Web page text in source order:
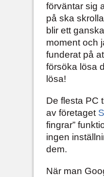
förväntar sig
på ska
blir ett
moment och
funderat på
försöka lösa
lösa!
De flesta PC
av företaget
fingrar”
ingen
dem.
När man